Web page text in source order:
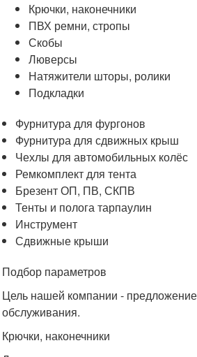
Крючки, наконечники
ПВХ ремни, стропы
Скобы
Люверсы
Натяжители шторы, ролики
Подкладки
Фурнитура для фургонов
Фурнитура для сдвижных крыш
Чехлы для автомобильных колёс
Ремкомплект для тента
Брезент ОП, ПВ, СКПВ
Тенты и полога тарпаулин
Инструмент
Сдвижные крыши
Подбор параметров
Цель нашей компании - предложение
обслуживания.
Крючки, наконечники